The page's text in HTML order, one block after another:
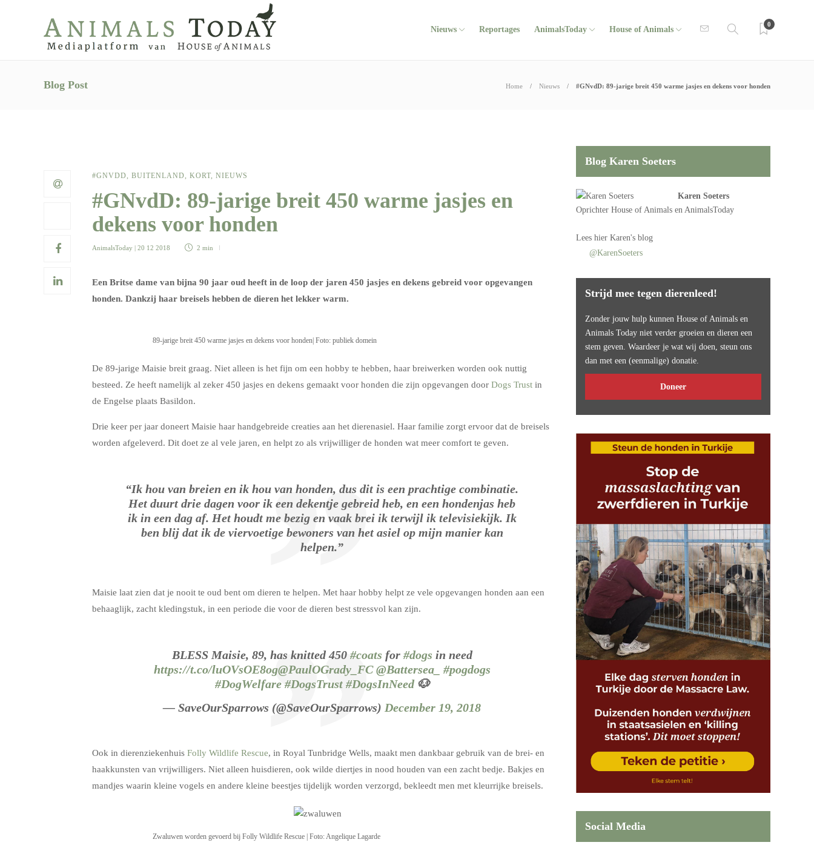
Nieuws Reportages AnimalsToday House of Animals
0
Blog Post Home Nieuws #GNvdD: 89-jarige breit 450 warme jasjes en dekens voor honden
#GNVDD, BUITENLAND, KORT, NIEUWS
#GNvdD: 89-jarige breit 450 warme jasjes en
dekens voor honden
AnimalsToday | 20 12 2018 2 min
Een Britse dame van bijna 90 jaar oud heeft in de loop der jaren 450 jasjes en dekens gebreid voor opgevangen
honden. Dankzij haar breisels hebben de dieren het lekker warm.
89-jarige breit 450 warme jasjes en dekens voor honden| Foto: publiek domein
De 89-jarige Maisie breit graag. Niet alleen is het fijn om een hobby te hebben, haar breiwerken worden ook nuttig
besteed. Ze heeft namelijk al zeker 450 jasjes en dekens gemaakt voor honden die zijn opgevangen door Dogs Trust in
de Engelse plaats Basildon.
Drie keer per jaar doneert Maisie haar handgebreide creaties aan het dierenasiel. Haar familie zorgt ervoor dat de breisels
worden afgeleverd. Dit doet ze al vele jaren, en helpt zo als vrijwilliger de honden wat meer comfort te geven.
“Ik hou van breien en ik hou van honden, dus dit is een prachtige combinatie.
Het duurt drie dagen voor ik een dekentje gebreid heb, en een hondenjas heb
ik in een dag af. Het houdt me bezig en vaak brei ik terwijl ik televisiekijk. Ik
ben blij dat ik de viervoetige bewoners van het asiel op mijn manier kan
helpen.”
Maisie laat zien dat je nooit te oud bent om dieren te helpen. Met haar hobby helpt ze vele opgevangen honden aan een
behaaglijk, zacht kledingstuk, in een periode die voor de dieren best stressvol kan zijn.
BLESS Maisie, 89, has knitted 450 #coats for #dogs in need
https://t.co/luOVsOE8og@PaulOGrady_FC @Battersea_
#pogdogs
#DogWelfare #DogsTrust #DogsInNeed🐶
— SaveOurSparrows (@SaveOurSparrows) December 19, 2018
Ook in dierenziekenhuis Folly Wildlife Rescue, in Royal Tunbridge Wells, maakt men dankbaar gebruik van de brei- en
haakkunsten van vrijwilligers. Niet alleen huisdieren, ook wilde diertjes in nood houden van een zacht bedje. Bakjes en
mandjes waarin kleine vogels en andere kleine beestjes tijdelijk worden verzorgd, bekleedt men met kleurrijke breisels.
Zwaluwen worden gevoerd bij Folly Wildlife Rescue | Foto: Angelique Lagarde
Blog Karen Soeters
Karen Soeters
OprichterHouse of Animals en AnimalsToday
Leeshier Karen's blog
@KarenSoeters
Strijd mee tegen dierenleed!
Zonder jouw hulp kunnen House of Animals en
Animals Today niet verder groeien en dieren een
stem geven. Waardeer je wat wij doen, steun ons
dan met een (eenmalige) donatie.
Doneer
Social Media